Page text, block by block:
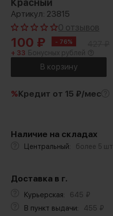
Красный
Артикул: 23815
0 отзывов
100 ₽ - 76%
+ 33 Бонусных рублей
%Кредит от 15 ₽/мес
Наличие на складах
Центральный: более 5 шт.
Доставка в г.
Курьерская: 645 ₽
В пункт выдачи:
455 ₽